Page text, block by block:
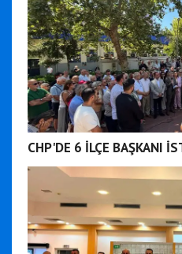
CHP'DE 6 İLÇE BAŞKANI